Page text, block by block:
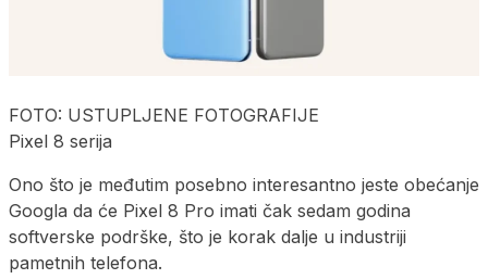
FOTO: USTUPLJENE FOTOGRAFIJE
Pixel 8 serija
Ono što je međutim posebno interesantno jeste obećanje
Googla da će Pixel 8 Pro imati čak sedam godina
softverske podrške, što je korak dalje u industriji
pametnih telefona.